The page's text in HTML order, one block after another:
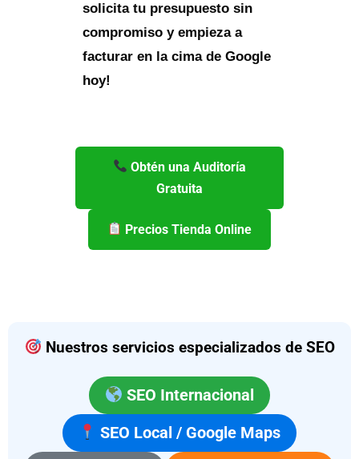
solicita tu presupuesto sin
compromiso y empieza a
facturar en la cima de Google
hoy!
Obtén una Auditoría
Gratuita
Precios Tienda Online
Nuestros servicios especializados de SEO
SEO Internacional
SEO Local / Google Maps